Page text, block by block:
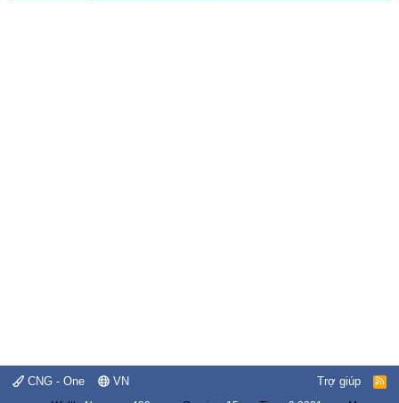
CNG - One VN Trợ giúp
R